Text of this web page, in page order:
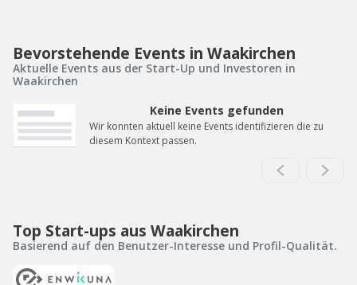
Bevorstehende Events in Waakirchen
Aktuelle Events aus der Start-Up und Investoren in
Waakirchen
Keine Events gefunden
Wir konnten aktuell keine Events identifizieren die zu
diesem Kontext passen.
Top Start-ups aus Waakirchen
Basierend auf den Benutzer-Interesse und Profil-Qualität.